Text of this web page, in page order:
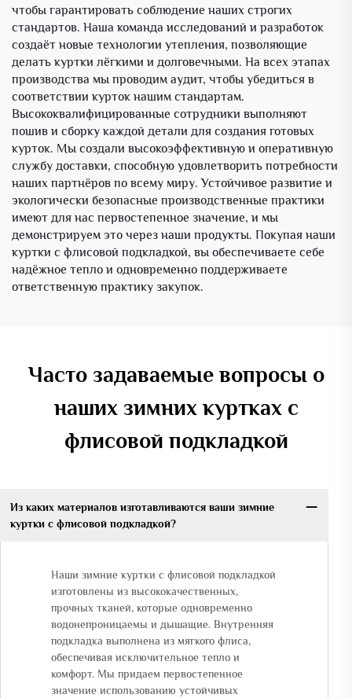
чтобы гарантировать соблюдение наших строгих
стандартов. Наша команда исследований и разработок
создаёт новые технологии утепления, позволяющие
делать куртки лёгкими и долговечными. На всех этапах
производства мы проводим аудит, чтобы убедиться в
соответствии курток нашим стандартам.
Высококвалифицированные сотрудники выполняют
пошив и сборку каждой детали для создания готовых
курток. Мы создали высокоэффективную и оперативную
службу доставки, способную удовлетворить потребности
наших партнёров по всему миру. Устойчивое развитие и
экологически безопасные производственные практики
имеют для нас первостепенное значение, и мы
демонстрируем это через наши продукты. Покупая наши
куртки с флисовой подкладкой, вы обеспечиваете себе
надёжное тепло и одновременно поддерживаете
ответственную практику закупок.
Часто задаваемые вопросы о
наших зимних куртках с
флисовой подкладкой
Из каких материалов изготавливаются ваши зимние
куртки с флисовой подкладкой?
Наши зимние куртки с флисовой подкладкой
изготовлены из высококачественных,
прочных тканей, которые одновременно
водонепроницаемы и дышащие. Внутренняя
подкладка выполнена из мягкого флиса,
обеспечивая исключительное тепло и
комфорт. Мы придаем первостепенное
значение использованию устойчивых